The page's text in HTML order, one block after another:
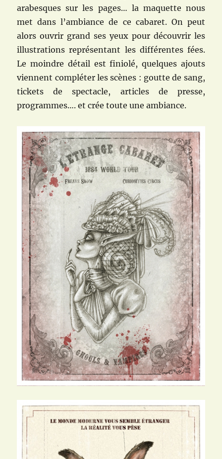
arabesques sur les pages… la maquette nous
met dans l’ambiance de ce cabaret. On peut
alors ouvrir grand ses yeux pour découvrir les
illustrations représentant les différentes fées.
Le moindre détail est finiolé, quelques ajouts
viennent compléter les scènes : goutte de sang,
tickets de spectacle, articles de presse,
programmes…. et crée toute une ambiance.